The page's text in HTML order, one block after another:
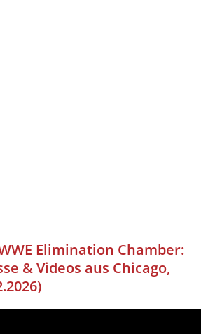
Elimination Chamber:
& Videos aus Chicago,